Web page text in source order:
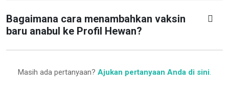
Bagaimana cara menambahkan vaksin
baru anabul ke Profil Hewan?
Masih ada pertanyaan? Ajukan pertanyaan Anda di sini.